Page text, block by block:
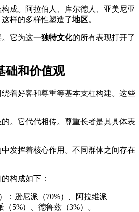
成。阿拉伯人、库尔德人、亚美尼亚
样的多样性塑造了地区。
它为这一独特文化的所有表现打开了
础和价值观
着好客和尊重等基本支柱构建。这些
。它代代相传。尊重长者是其具体表
发挥着核心作用。不同群体之间存在
构成如下：
：逊尼派（70%）、阿拉维派
（5%）、德鲁兹（3%）。